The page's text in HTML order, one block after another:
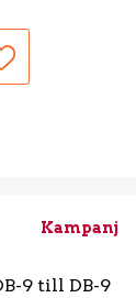
Kampanj
9 till DB-9